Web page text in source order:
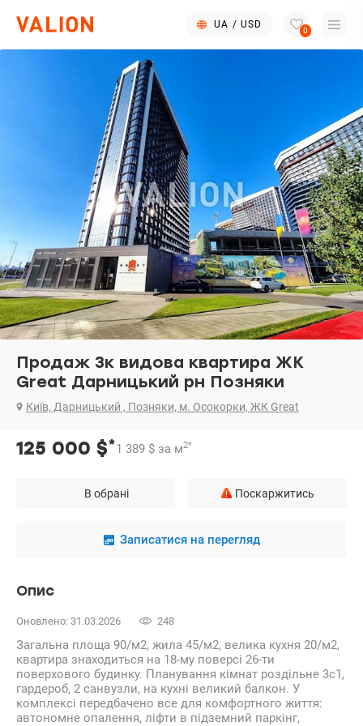
UA / USD
0
Продаж 3к видова квартира ЖК
Great Дарницький рн Позняки
Київ, Дарницький , Позняки, м. Осокорки, ЖК Great
125 000 $*1 389 $ за м2*
В обрані Поскаржитись
Записатися на перегляд
Опис
Оновлено: 31.03.2026 248
Загальна площа 90/м2, жила 45/м2, велика кухня 20/м2,
квартира знаходиться на 18-му поверсі 26-ти
поверхового будинку. Планування кімнат роздільне 3c1,
гардероб, 2 санвузли, на кухні великий балкон. У
комплексі передбачено все для комфортного життя:
автономне опалення, ліфти в підземний паркінг,